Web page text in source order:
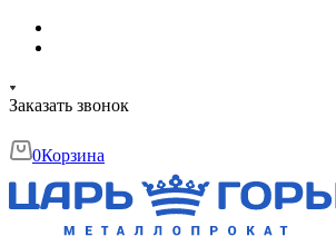
Заказать звонок
0Корзина